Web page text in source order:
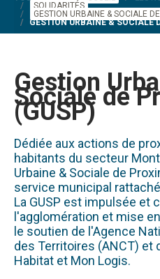
SOLIDARITÉS
GESTION URBAINE & SOCIALE
GESTION URBAINE & SOCIALE
Gestion
Sociale de
(GUSP)
Dédiée aux actions de
habitants du secteur
Urbaine & Sociale de
service municipal
La GUSP est impulsée et
l'agglomération et mise
le soutien de l'Agence
des Territoires (ANCT) et
Habitat et Mon Logis.